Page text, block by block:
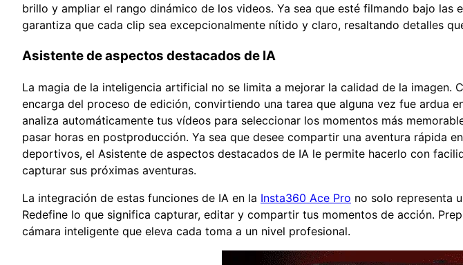
brillo y ampliar el rango dinámico de los videos. Ya sea que esté filmando bajo las
garantiza que cada clip sea excepcionalmente nítido y claro, resaltando detalles
Asistente de aspectos destacados de IA
La magia de la inteligencia artificial no se limita a mejorar la calidad de la imagen.
encarga del proceso de edición, convirtiendo una tarea que alguna vez fue ardua
analiza automáticamente tus vídeos para seleccionar los momentos más
pasar horas en postproducción. Ya sea que desee compartir una aventura rápida
deportivos, el Asistente de aspectos destacados de IA le permite hacerlo con
capturar sus próximas aventuras.
La integración de estas funciones de IA en la Insta360 Ace Pro no solo representa
Redefine lo que significa capturar, editar y compartir tus momentos de acción.
cámara inteligente que eleva cada toma a un nivel profesional.